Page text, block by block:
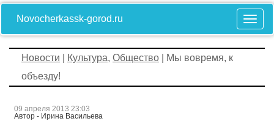
Novocherkassk-gorod.ru
Новости Культура, Общество | Мы вовремя, к
объезду!
09 апреля 2013 23:03
Автор - Ирина Васильева